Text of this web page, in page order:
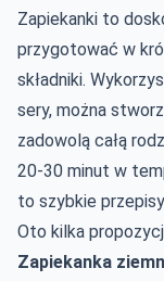
Zapiekanki to
przygotować w
składniki.
sery, można
zadowolą całą
20-30 minut w
to szybkie
Oto kilka
Zapiekanka